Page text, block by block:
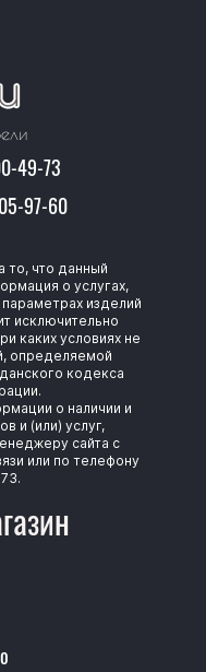
49-73
97-60
то, что данный
о услугах,
изделий
исключительно
каких условиях не
определяемой
кодекса
о наличии и
и (или) услуг,
сайта с
или по телефону